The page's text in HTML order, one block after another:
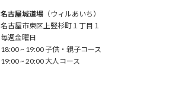
名古屋城道場（ウィルあいち）
名古屋市東区上竪杉町１丁目１
毎週金曜日
18:00 ~ 19:00 子供・親子コース
19:00 ~ 20:00 大人コース